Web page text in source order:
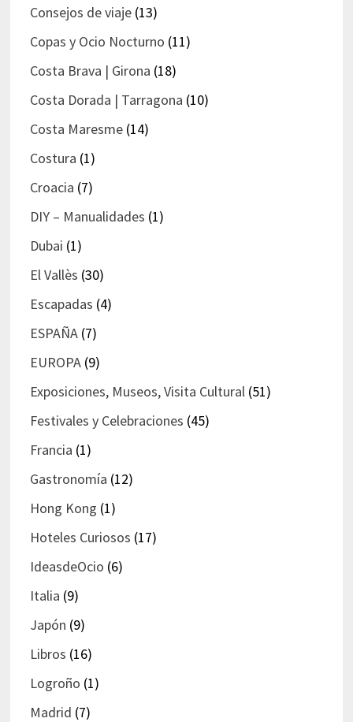
Consejos de viaje(13)
Copas y Ocio Nocturno (11)
Costa Brava | Girona (18)
Costa Dorada | Tarragona (10)
Costa Maresme(14)
Costura (1)
Croacia (7)
DIY – Manualidades (1)
Dubai (1)
El Vallès (30)
Escapadas (4)
ESPAÑA(7)
EUROPA(9)
Exposiciones, Museos, Visita Cultural(51)
Festivales y Celebraciones (45)
Francia (1)
Gastronomía (12)
Hong Kong (1)
Hoteles Curiosos (17)
IdeasdeOcio (6)
Italia (9)
Japón (9)
Libros (16)
Logroño (1)
Madrid (7)